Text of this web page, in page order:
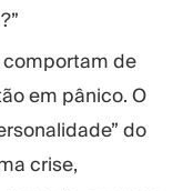
de
em pânico. O
do
crise,